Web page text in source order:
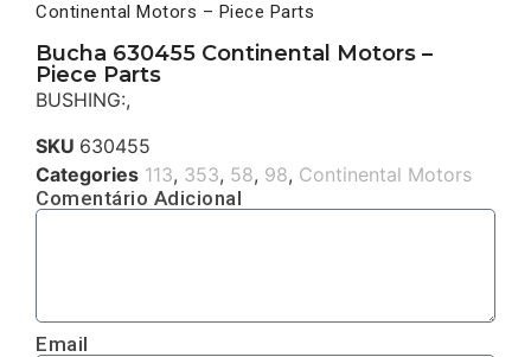
Continental Motors – Piece Parts
Bucha 630455 Continental Motors –
Piece Parts
BUSHING:,
SKU 630455
Categories 113, 353, 58, 98, Continental Motors
Comentário Adicional
Email